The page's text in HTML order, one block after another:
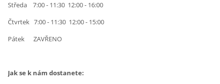
Středa 7:00 - 11:30 12:00 - 16:00
Čtvrtek 7:00 - 11:30 12:00 - 15:00
Pátek ZAVŘENO
Jak se k nám dostanete: